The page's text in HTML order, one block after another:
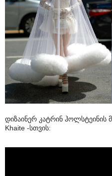
დიზაინერ კატრინ ჰოლსტეინის
Khaite -სთვის: